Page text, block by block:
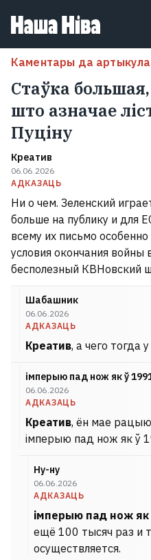
Каментары да артыкула
Стаўка
што азначае
Пуціну
Креатив
06.06.2026
АДКАЗАЦЬ
Ни о чем. Зеленский
больше на публику и для
всему их письмо
условия окончания войны
бесполезный КВНовский
Шабашник
06.06.2026
АДКАЗАЦЬ
Креатив, а чего тогда
імперыю пад нож як ў
06.06.2026
АДКАЗАЦЬ
Креатив, ён мае
імперыю пад нож як ў
Ну-ну
06.06.2026
АДКАЗАЦЬ
імперыю пад нож як
ещё 100 тысяч раз и
осуществляется.